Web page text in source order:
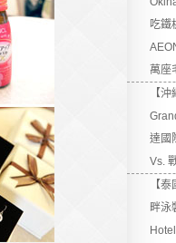
吃鐵
萬座
【
達國
Vs.
【
畔泳